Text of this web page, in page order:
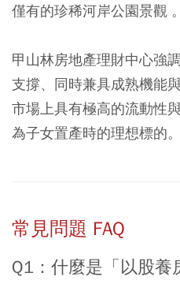
僅有的珍稀河岸公園景觀 。
甲山林房地產理財中心強
支撐、同時兼具成熟機能
市場上具有極高的流動性
為子女置產時的理想標的。
常見問題 FAQ
Q1：什麼是「以股養